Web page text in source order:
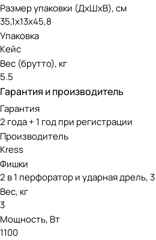
Размер упаковки (ДxШxВ), см
35,1х13х45,8
Упаковка
Кейс
Вес (брутто), кг
5.5
Гарантия и производитель
Гарантия
2 года + 1 год при регистрации
Производитель
Kress
Фишки
2 в 1 перфоратор и ударная
Вес, кг
3
Мощность, Вт
1100